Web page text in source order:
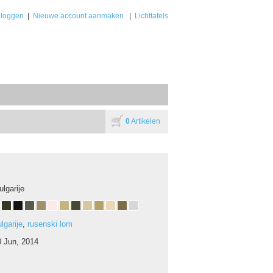
Nieuwe account aanmaken Lichttafels
0Artikelen
, rusenski lom
Jun, 2014